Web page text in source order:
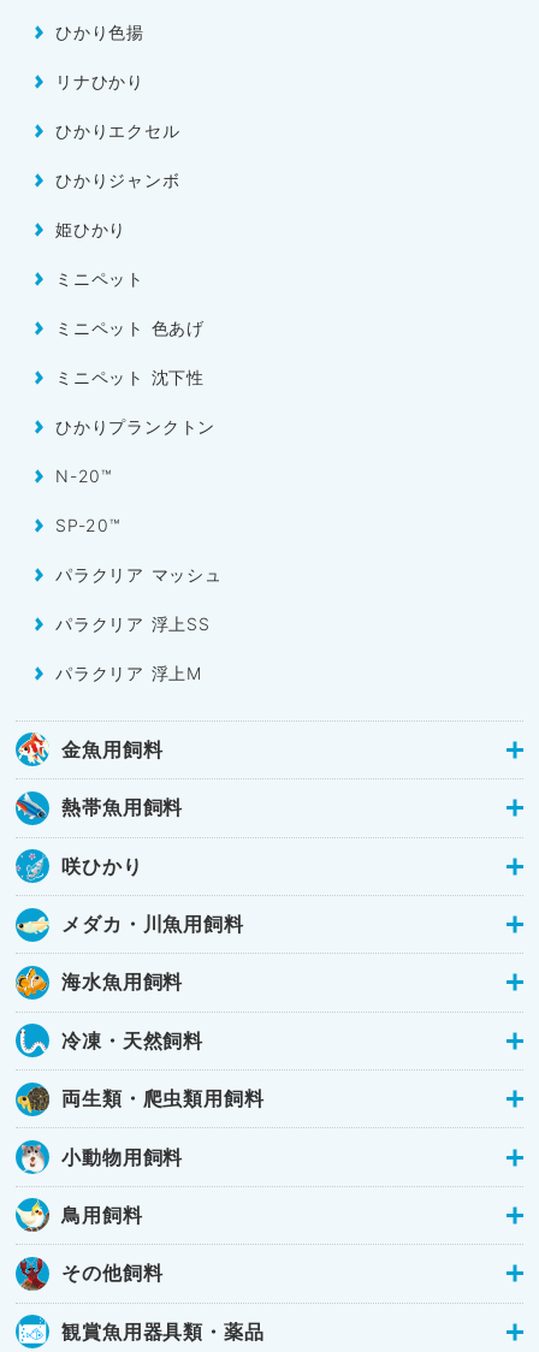
ひかり色揚
リナひかり
ひかりエクセル
ひかりジャンボ
姫ひかり
ミニペット
ミニペット 色あげ
ミニペット 沈下性
ひかりプランクトン
N-20™
SP-20™
パラクリア マッシュ
パラクリア 浮上SS
パラクリア 浮上M
金魚用飼料
熱帯魚用飼料
咲ひかり
メダカ・川魚用飼料
海水魚用飼料
冷凍・天然飼料
両生類・爬虫類用飼料
小動物用飼料
鳥用飼料
その他飼料
観賞魚用器具類・薬品